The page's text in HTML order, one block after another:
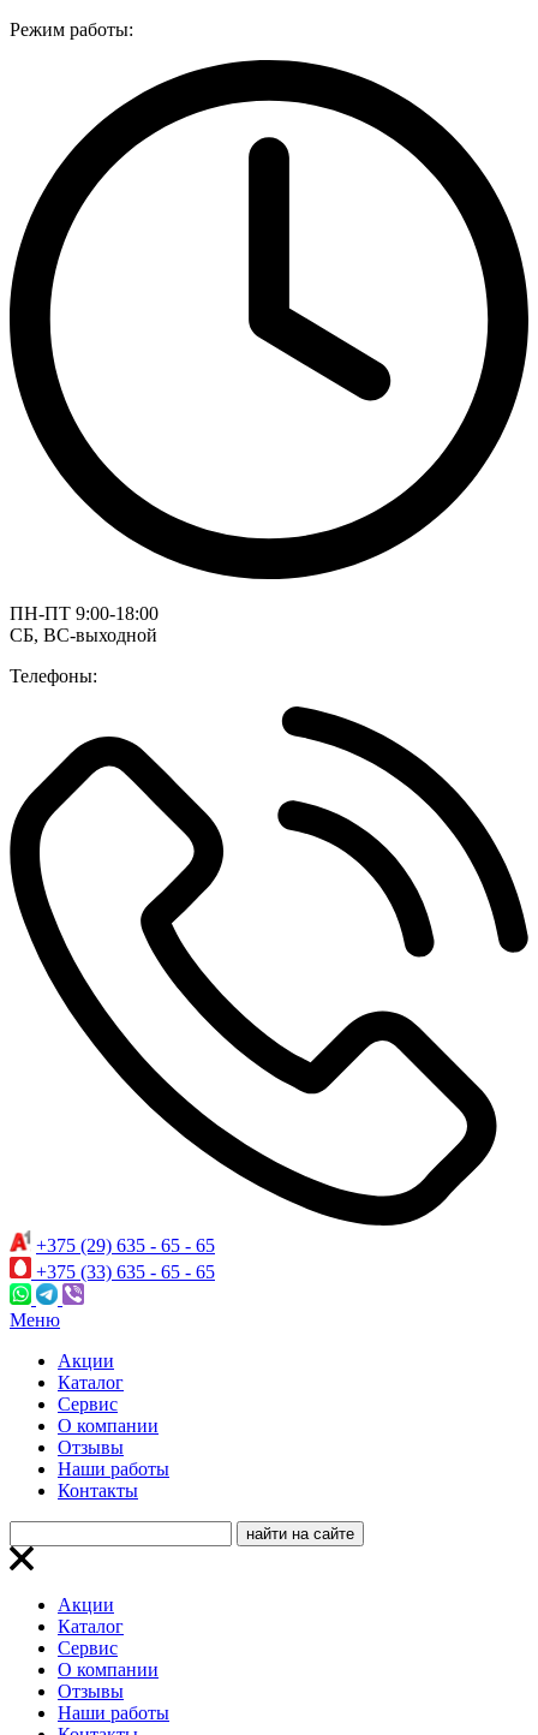
Режим работы:
ПН-ПТ 9:00-18:00
СБ, ВС-выходной
Телефоны:
+375 (29) 635 - 65 - 65
+375 (33) 635 - 65 - 65
Меню
Акции
Каталог
Сервис
О компании
Отзывы
Наши работы
Контакты
Акции
Каталог
Сервис
О компании
Отзывы
Наши работы